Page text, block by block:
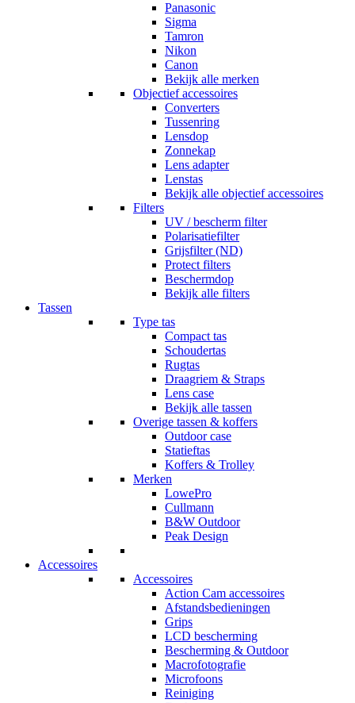
Panasonic
Sigma
Tamron
Nikon
Canon
Bekijk alle merken
Objectief accessoires
Converters
Tussenring
Lensdop
Zonnekap
Lens adapter
Lenstas
Bekijk alle objectief accessoires
Filters
UV / bescherm filter
Polarisatiefilter
Grijsfilter (ND)
Protect filters
Beschermdop
Bekijk alle filters
Tassen
Type tas
Compact tas
Schoudertas
Rugtas
Draagriem & Straps
Lens case
Bekijk alle tassen
Overige tassen & koffers
Outdoor case
Statieftas
Koffers & Trolley
Merken
LowePro
Cullmann
B&W Outdoor
Peak Design
Accessoires
Accessoires
Action Cam accessoires
Afstandsbedieningen
Grips
LCD bescherming
Bescherming & Outdoor
Macrofotografie
Microfoons
Reiniging